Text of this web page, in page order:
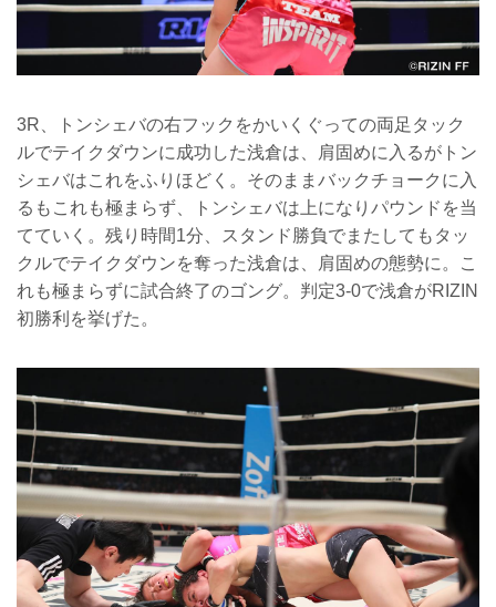
3R、トンシェバの右フックをかいくぐっての両足タック
ルでテイクダウンに成功した浅倉は、肩固めに入るがトン
シェバはこれをふりほどく。そのままバックチョークに入
るもこれも極まらず、トンシェバは上になりパウンドを当
てていく。残り時間1分、スタンド勝負でまたしてもタッ
クルでテイクダウンを奪った浅倉は、肩固めの態勢に。こ
れも極まらずに試合終了のゴング。判定3-0で浅倉がRIZIN
初勝利を挙げた。